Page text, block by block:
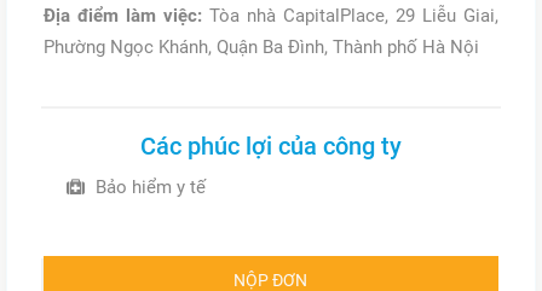
Địa điểm làm việc:Tòa nhà CapitalPlace, 29 Liễu Giai,
Phường Ngọc Khánh, Quận Ba Đình, Thành phố Hà Nội
Các phúc lợi của công ty
Bảo hiểm y tế
NỘP ĐƠN